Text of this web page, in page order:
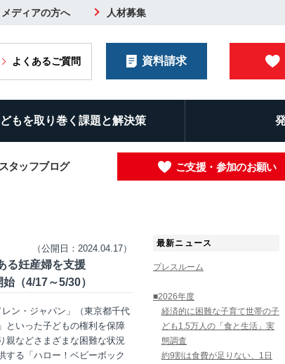
メディアの方へ 人材募集
よくあるご質問 資料請求
もを取り巻く課題と解決策
スタッフブログ ご支援・参加のお願い
（公開日：2024.04.17）
る妊産婦を支援
（4/17～5/30）
ン・ジャパン」（東京都千代
といった子どもの権利を保障
親などさまざまな困難な状況
する「ハロー！ベビーボック
最新ニュース
プレスルーム
■2026年度
経済的に困難な子育て世帯の子
ども1.5万人の「食と生活」実
態調査
約9割は食費が足りない、1日